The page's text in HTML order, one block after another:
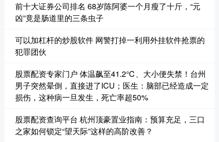
前十大证券公司排名 68岁陈阿婆一个月瘦了十斤，“元
凶”竟是肠道里的三条虫子
可以加杠杆的炒股软件 网警打掉一利用外挂软件抢票的
犯罪团伙
股票配资专家门户 体温飙至41.2℃、大小便失禁！台州
男子突然晕倒，直接进了ICU；医生：脑部已经造成一定
损伤，这种病一旦发生，死亡率超50%
股票配资查询平台 杭州顶豪置业指南：预算充足，三口
之家如何锁定“望天际”这样的高阶改善？